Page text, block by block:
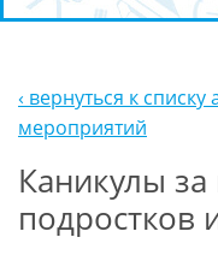
‹ вернуться к списку
мероприятий
Каникулы
подростков